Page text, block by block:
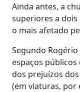
Ainda antes, a
superiores a dois
o mais afetado
Segundo
espaços
dos prejuízos
(em viaturas, por